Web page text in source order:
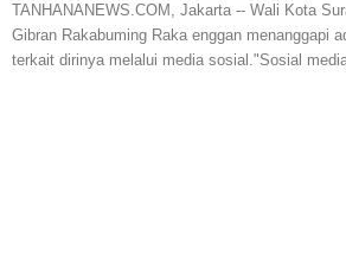
TANHANANEWS.COM, Jakarta -- Wali Kota
Gibran Rakabuming Raka enggan menanggapi
terkait dirinya melalui media sosial."Sosial